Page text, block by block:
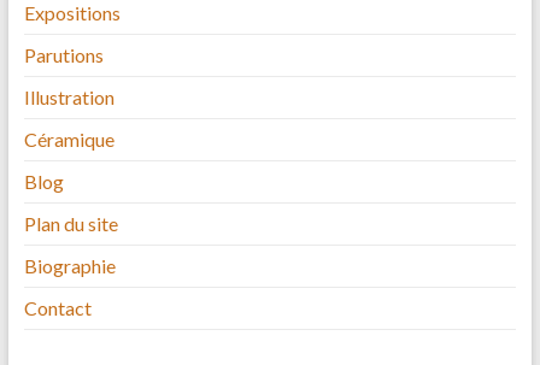
Expositions
Parutions
Illustration
Céramique
Blog
Plan du site
Biographie
Contact